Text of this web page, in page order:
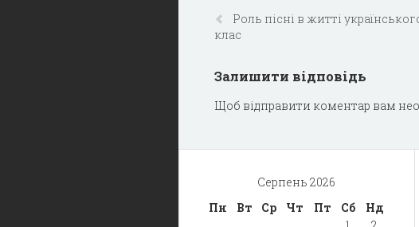
Роль пісні в житті
клас
Залишити відповідь
Щоб відправити коментар вам
Серпень 2026
Пн
Вт Ср Чт Пт Сб
Нд